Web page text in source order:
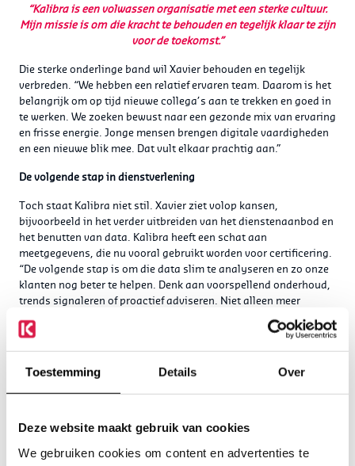
Toestemming Details Over
Deze website maakt gebruik van cookies
We gebruiken cookies om content en advertenties te
“Kalibra is een volwassen organisatie met een sterke cultuur.
Mijn missie is om die kracht te behouden en tegelijk klaar te zijn
voor de toekomst.”
Die sterke onderlinge band wil Xavier behouden en tegelijk
verbreden. “We hebben een relatief ervaren team. Daarom is het
belangrijk om op tijd nieuwe collega’s aan te trekken en goed in
te werken. We zoeken bewust naar een gezonde mix van ervaring
en frisse energie. Jonge mensen brengen digitale vaardigheden
en een nieuwe blik mee. Dat vult elkaar prachtig aan.”
De volgende stap in dienstverlening
Toch staat Kalibra niet stil. Xavier ziet volop kansen,
bijvoorbeeld in het verder uitbreiden van het dienstenaanbod en
het benutten van data. Kalibra heeft een schat aan
meetgegevens, die nu vooral gebruikt worden voor certificering.
“De volgende stap is om die data slim te analyseren en zo onze
klanten nog beter te helpen. Denk aan voorspellend onderhoud,
trends signaleren of proactief adviseren. Niet alleen meer
biedt. “We willen klanten op meer vlakken ondersteunen, met
diensten die logisch passen bij wat we al doen. Zodat we met
Groeien op onze manier